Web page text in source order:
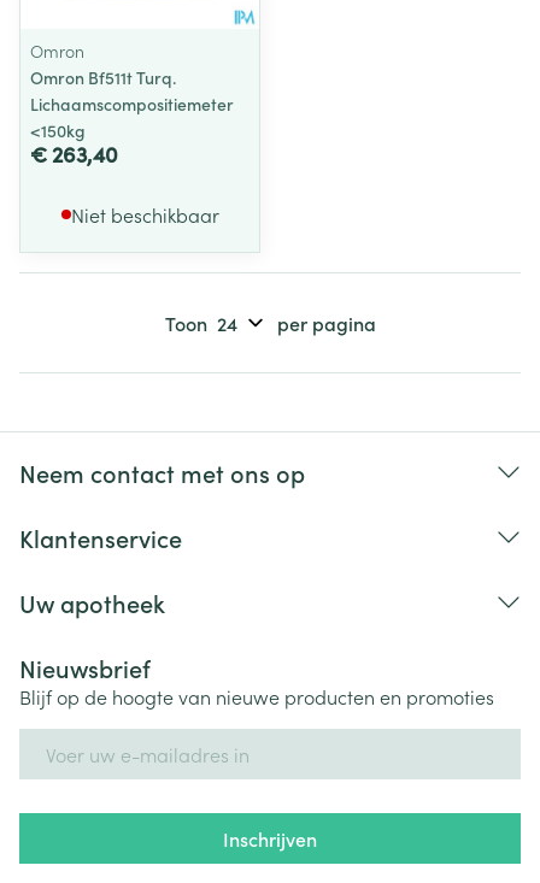
Omron
Omron Bf511t Turq.
Lichaamscompositiemeter
<150kg
€ 263,40
Niet beschikbaar
Toon per pagina
Neem contact met ons op
Klantenservice
Uw apotheek
Nieuwsbrief
Blijf op de hoogte van nieuwe producten en promoties
Inschrijven